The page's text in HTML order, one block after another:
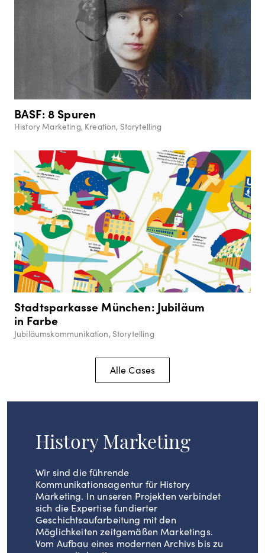
BASF: 8 Spuren
History Marketing, Kreation, Storytelling
Stadtsparkasse München: Jubiläum
in Farbe
Jubiläumskommunikation, Storytelling
Alle Cases
History Marketing
Wir sind die führende
Kommunikationsagentur für History
Marketing. In unseren Projekten verbindet
sich die Expertise fundierter
Geschichtsaufarbeitung mit den
Möglichkeiten zeitgemäßen Marketings.
Vom Aufbau eines modernen Archivs bis zu